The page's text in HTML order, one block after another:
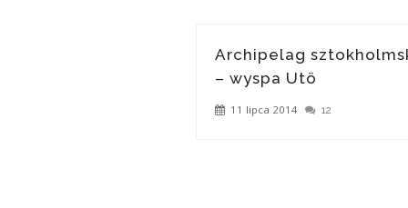
Archipelag
– wyspa Utö
11 lipca 2014 12